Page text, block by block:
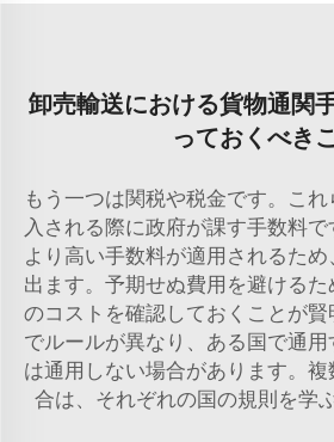
卸売輸送における貨物通関
っておくべき
もう一つは関税や税金です。こ
入される際に政府が課す手数料
より高い手数料が適用されるた
出ます。予期せぬ費用を避ける
のコストを確認しておくことが
でルールが異なり、ある国で通
は通用しない場合があります。
合は、それぞれの国の規則を学